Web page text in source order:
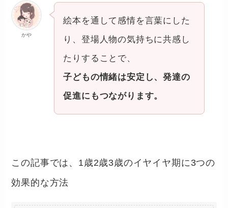
かや
絵本を通して感情を言葉にした
り、登場人物の気持ちに共感し
たりすることで、
子どもの情緒は安定し、発達の
促進にもつながります。
この記事では、1歳2歳3歳のイヤイヤ期に3つの
効果的な方法